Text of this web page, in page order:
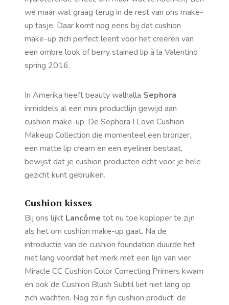
we maar wat graag terug in de rest van ons make-
up tasje. Daar komt nog eens bij dat cushion
make-up zich perfect leent voor het creëren van
een ombre look ofberry stained lip à la Valentino
spring 2016.
In Amerika heeft beauty walhalla Sephora
inmiddels al een mini productlijn gewijd aan
cushion make-up. De Sephora I Love Cushion
Makeup Collection die momenteel een bronzer,
een matte lip cream en een eyeliner bestaat,
bewijst dat je cushion producten echt voor je hele
gezicht kunt gebruiken.
Cushion kisses
Bij ons lijkt Lancôme tot nu toe koploper te zijn
als het om cushion make-up gaat. Na de
introductie van de cushion foundation duurde het
niet lang voordat het merk met een lijn van vier
Miracle CC Cushion Color Correcting Primers kwam
en ook de Cushion Blush Subtil liet niet lang op
zich wachten. Nog zo’n fijn cushion product: de